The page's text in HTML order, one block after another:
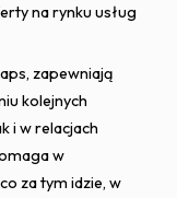
na rynku usług
zapewniają
kolejnych
i w relacjach
w
za tym idzie, w